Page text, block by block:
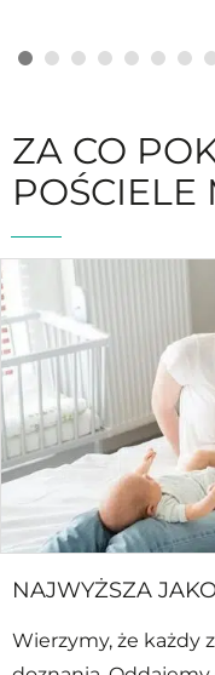
ZA CO
NAJWYŻSZA
Wierzymy, że każdy